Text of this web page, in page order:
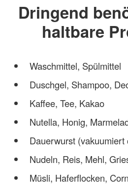
Dringend
haltbare
Waschmittel, Spülmittel
Duschgel, Shampoo,
Kaffee, Tee, Kakao
Nutella, Honig,
Dauerwurst (vakuumiert
Nudeln, Reis, Mehl,
Müsli, Haferflocken,